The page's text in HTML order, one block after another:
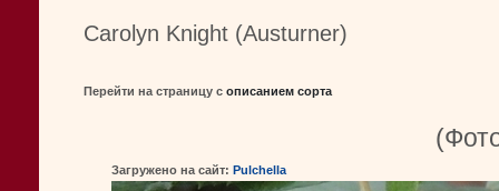
Carolyn Knight (Austurner)
Перейти на страницу с описанием сорта
Загружено на сайт: Pulchella